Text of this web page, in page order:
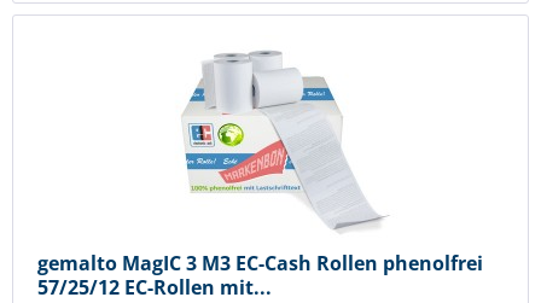
gemalto MagIC 3 M3 EC-Cash Rollen phenolfrei
57/25/12 EC-Rollen mit...